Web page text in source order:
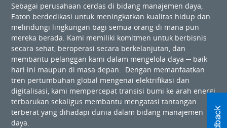
Sebagai perusahaan cerdas di bidang manajemen daya,
Eaton berdedikasi untuk meningkatkan kualitas hidup dan
melindungi lingkungan bagi semua orang di mana pun
mereka berada. Kami memiliki komitmen untuk berbisnis
secara sehat, beroperasi secara berkelanjutan, dan
membantu pelanggan kami dalam mengelola daya ─ baik
hari ini maupun di masa depan. Dengan memanfaatkan
tren pertumbuhan global mengenai elektrifikasi dan
digitalisasi, kami mempercepat transisi bumi ke arah energi
terbarukan sekaligus membantu mengatasi tantangan
terberat yang dihadapi dunia dalam bidang manajemen
daya.